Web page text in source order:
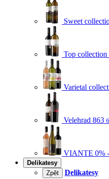
Sweet
Top collection
Varietal
Velehrad 863
VIANTE 0%
Delikatesy
Zpět
Delikatesy